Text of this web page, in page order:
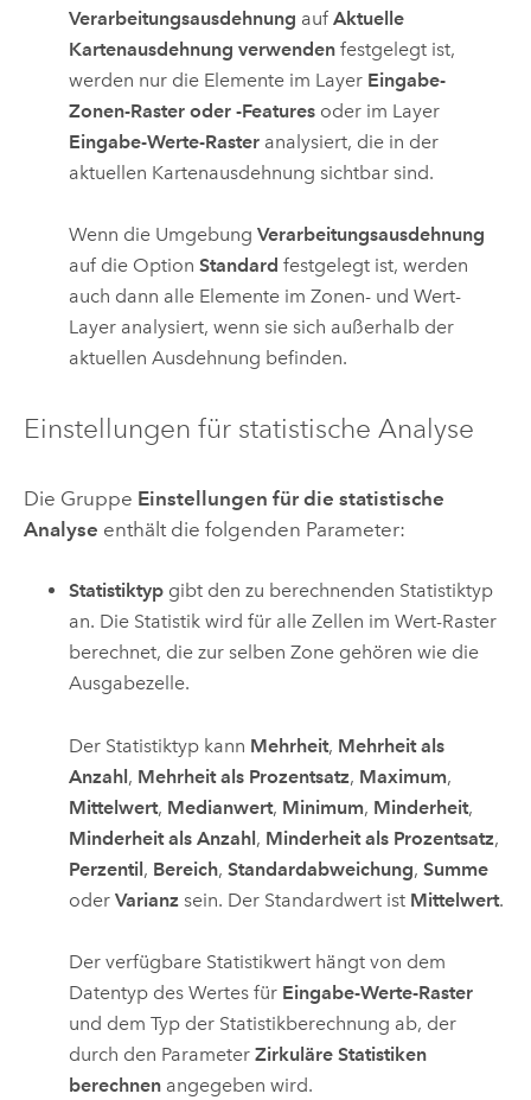
Verarbeitungsausdehnung aufAktuelle
Kartenausdehnung verwenden festgelegt ist,
werden nur die Elemente im Layer Eingabe-
Zonen-Raster oder -Features oder im Layer
Eingabe-Werte-Raster analysiert, die in der
aktuellen Kartenausdehnung sichtbar sind.
Wenn die UmgebungVerarbeitungsausdehnung
auf die OptionStandard festgelegt ist, werden
auch dann alle Elemente im Zonen- und Wert-
Layer analysiert, wenn sie sich außerhalb der
aktuellen Ausdehnung befinden.
Einstellungen für statistische Analyse
Die Gruppe Einstellungen für die statistische
Analyse enthält die folgenden Parameter:
Statistiktyp gibt den zu berechnenden Statistiktyp
an. Die Statistik wird für alle Zellen im Wert-Raster
berechnet, die zur selben Zone gehören wie die
Ausgabezelle.
Der Statistiktyp kann Mehrheit, Mehrheit als
Anzahl, Mehrheit als Prozentsatz, Maximum,
Mittelwert, Medianwert, Minimum, Minderheit,
Minderheit als Anzahl, Minderheit als Prozentsatz,
Perzentil, Bereich,Standardabweichung,Summe
oderVarianz sein. Der Standardwert ist Mittelwert.
Der verfügbare Statistikwert hängt von dem
Datentyp des Wertes für Eingabe-Werte-Raster
und dem Typ der Statistikberechnung ab, der
durch den ParameterZirkuläre Statistiken
berechnen angegeben wird.